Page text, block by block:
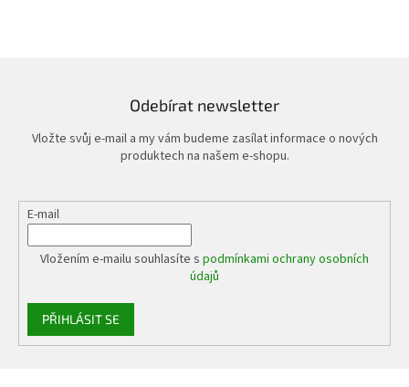
Odebírat newsletter
Vložte svůj e-mail a my vám budeme zasílat informace o nových
produktech na našem e-shopu.
E-mail
Vložením e-mailu souhlasíte s podmínkami ochrany osobních
údajů
PŘIHLÁSIT SE